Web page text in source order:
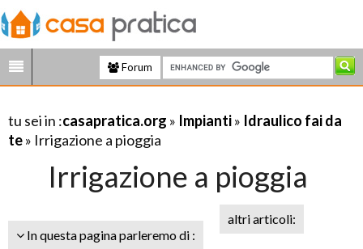
Forum
tu sei in :casapratica.org » Impianti» Idraulico fai da
te» Irrigazione a pioggia
Irrigazione a pioggia
In questa pagina parleremo di :
altri articoli: